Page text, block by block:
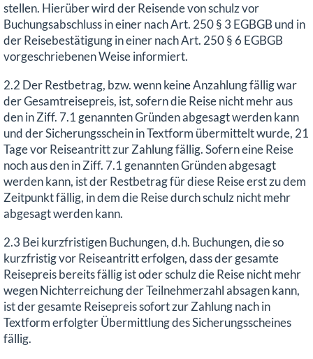
stellen. Hierüber wird der Reisende von schulz vor
Buchungsabschluss in einer nach Art. 250 § 3 EGBGB und in
der Reisebestätigung in einer nach Art. 250 § 6 EGBGB
vorgeschriebenen Weise informiert.
2.2 Der Restbetrag, bzw. wenn keine Anzahlung fällig war
der Gesamtreisepreis, ist, sofern die Reise nicht mehr aus
den in Ziff. 7.1 genannten Gründen abgesagt werden kann
und der Sicherungsschein in Textform übermittelt wurde, 21
Tage vor Reiseantritt zur Zahlung fällig. Sofern eine Reise
noch aus den in Ziff. 7.1 genannten Gründen abgesagt
werden kann, ist der Restbetrag für diese Reise erst zu dem
Zeitpunkt fällig, in dem die Reise durch schulz nicht mehr
abgesagt werden kann.
2.3 Bei kurzfristigen Buchungen, d.h. Buchungen, die so
kurzfristig vor Reiseantritt erfolgen, dass der gesamte
Reisepreis bereits fällig ist oder schulz die Reise nicht mehr
wegen Nichterreichung der Teilnehmerzahl absagen kann,
ist der gesamte Reisepreis sofort zur Zahlung nach in
Textform erfolgter Übermittlung des Sicherungsscheines
fällig.